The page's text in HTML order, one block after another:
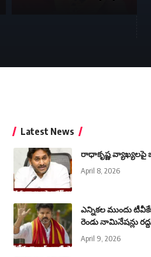
Latest News
రాధాకృష్ణ వ్యాఖ్యలపై
April 8, 2026
ఎన్నికల ముందు
రెండు నామినేషన్లు
April 9, 2026